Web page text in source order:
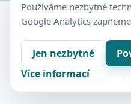
Zubní-lékaři.cz
Veřejný adresář zubních
Kontakt
Nastavení
Ochrana soukromí
Používáme nezbytné
Google Analytics
Jen nezbytné
Více informací